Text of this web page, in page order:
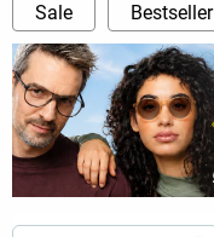
Sale Bestseller